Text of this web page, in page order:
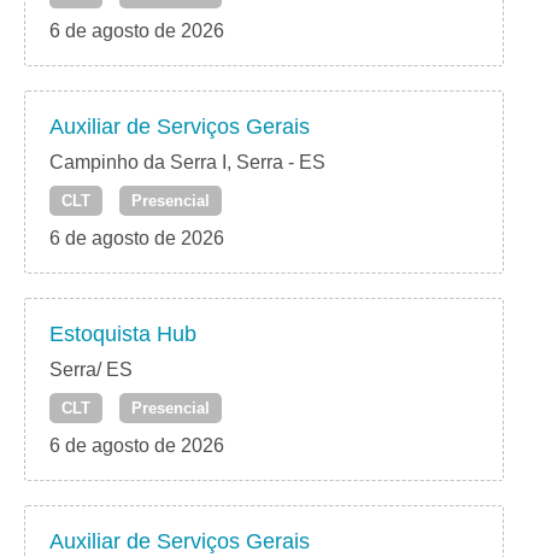
6 de agosto de 2026
Auxiliar de Serviços Gerais
Campinho da Serra I, Serra - ES
CLT Presencial
6 de agosto de 2026
Estoquista Hub
Serra/ ES
CLT Presencial
6 de agosto de 2026
Auxiliar de Serviços Gerais